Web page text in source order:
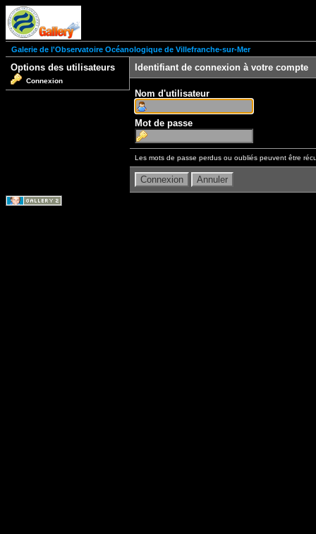
Galerie de l'Observatoire Océanologique de Villefranche-sur-Mer
Options des utilisateurs
Connexion
Identifiant de connexion à votre compte
Nom d'utilisateur
Mot de passe
Les mots de passe perdus ou oubliés peuvent être